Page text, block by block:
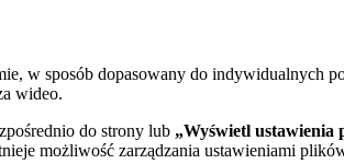
w sposób dopasowany do indywidualnych
wideo.
do strony lub „Wyświetl ustawienia
możliwość zarządzania ustawieniami